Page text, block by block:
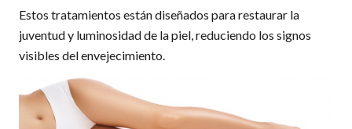
Estos tratamientos están diseñados para restaurar la
juventud y luminosidad de la piel, reduciendo los signos
visibles del envejecimiento.